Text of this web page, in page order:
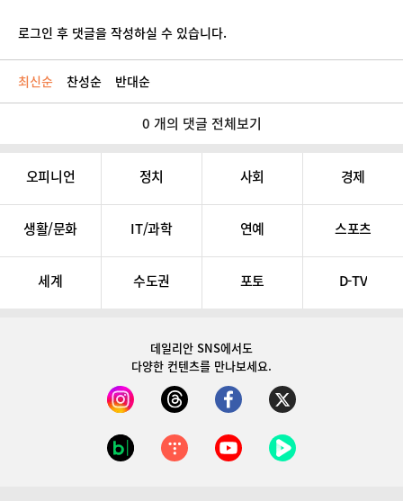
로그인 후 댓글을 작성하실 수 있습니다.
최신순 찬성순 반대순
0 개의 댓글 전체보기
오피니언 정치 사회 경제
생활/문화 IT/과학 연예 스포츠
세계 수도권 포토 D-TV
데일리안 SNS에서도
다양한 컨텐츠를 만나보세요.